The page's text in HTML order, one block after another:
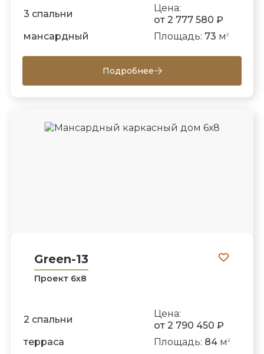
3 спальни
Цена:
от 2 777 580 ₽
мансардный
Площадь: 73 м 2
Подробнее
Green-13
Проект 6х8
2 спальни
Цена:
от 2 790 450 ₽
терраса
Площадь: 84м 2